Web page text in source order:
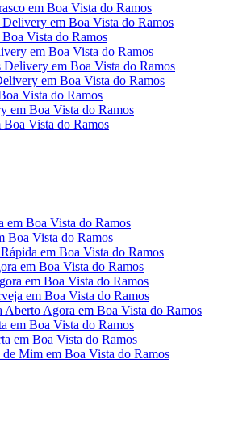
em Boa Vista do Ramos
Delivery em Boa Vista do Ramos
Boa Vista do Ramos
em Boa Vista do Ramos
Delivery em Boa Vista do Ramos
em Boa Vista do Ramos
Vista do Ramos
em Boa Vista do Ramos
Boa Vista do Ramos
em Boa Vista do Ramos
Boa Vista do Ramos
em Boa Vista do Ramos
em Boa Vista do Ramos
em Boa Vista do Ramos
em Boa Vista do Ramos
Aberto Agora em Boa Vista do Ramos
em Boa Vista do Ramos
em Boa Vista do Ramos
de Mim em Boa Vista do Ramos